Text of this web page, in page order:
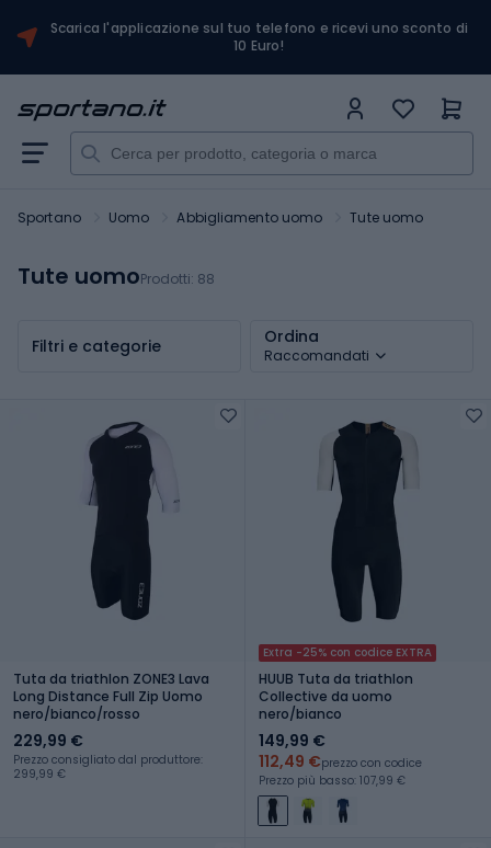
Scarica l'applicazione sul tuo telefono e ricevi uno sconto di
10 Euro!
Sportano Uomo Abbigliamento uomo Tute uomo
Tute uomoProdotti: 88
Filtri e categorie Ordina
Raccomandati
Tuta da triathlon ZONE3 Lava
Long Distance Full Zip Uomo
nero/bianco/rosso
229,99 €
Prezzo consigliato dal produttore:
299,99 €
Extra -25% con codice EXTRA
HUUB Tuta da triathlon
Collective da uomo
nero/bianco
149,99 €
112,49 €prezzo con codice
Prezzo più basso: 107,99 €